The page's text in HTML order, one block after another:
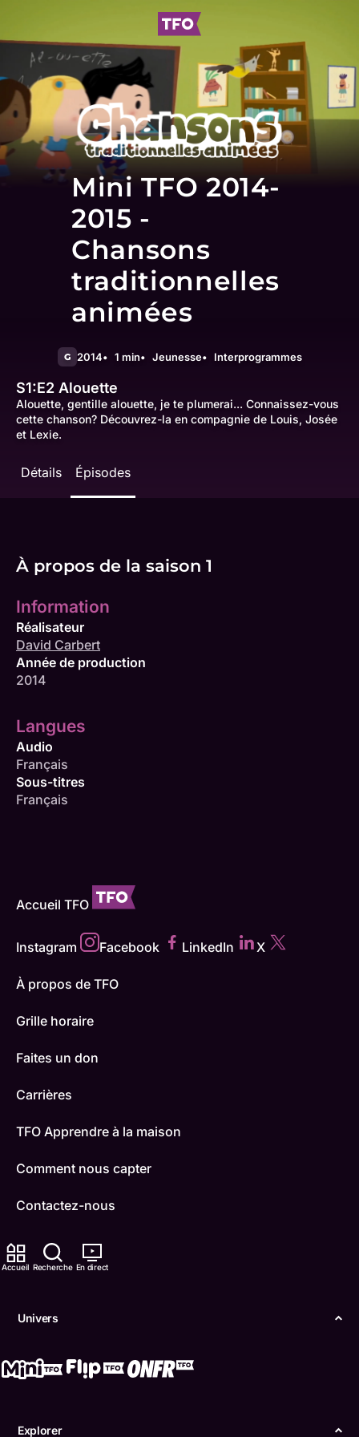
Accueil Recherche En direct
Univers
Explorer
Mini TFO 2014-
2015 -
Chansons
traditionnelles
animées
G 2014 1 min Jeunesse Interprogrammes
S1:E2 Alouette
Alouette, gentille alouette, je te plumerai... Connaissez-vous
cette chanson? Découvrez-la en compagnie de Louis, Josée
et Lexie.
Détails Épisodes
À propos de la saison 1
Information
Réalisateur
David Carbert
Année de production
2014
Langues
Audio
Français
Sous-titres
Français
Accueil TFO
Instagram Facebook LinkedIn X
À propos de TFO
Grille horaire
Faites un don
Carrières
TFO Apprendre à la maison
Comment nous capter
Contactez-nous
ONFR
Boukili
Confidentialité